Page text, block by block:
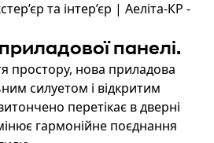
панелі.
простору, нова приладова
силуетом і відкритим
перетікає в дверні
гармонійне поєднання